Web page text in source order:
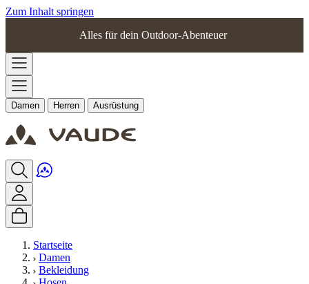
Zum Inhalt springen
Alles für dein Outdoor-Abenteuer
Damen Herren Ausrüstung
Startseite
Damen
Bekleidung